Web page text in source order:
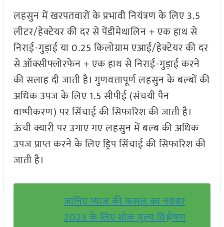
लहसुन में खरपतवारों के प्रभावी नियंत्रण के लिए 3.5
लीटर/हेक्टेयर की दर से पेंडीमेथालिन + एक हाथ से
निराई-गुड़ाई या 0.25 किलोग्राम एआई/हेक्टेयर की दर
से ऑक्सीफ्लोरफेन + एक हाथ से निराई-गुड़ाई करने
की सलाह दी जाती है। गुणवत्तापूर्ण लहसुन के बल्बों की
अधिक उपज के लिए 1.5 सीपीई (संचयी पैन
वाष्पीकरण) पर सिंचाई की सिफारिश की जाती है।
ऊंची क्यारी पर उगाए गए लहसुन में बल्ब की अधिक
उपज प्राप्त करने के लिए ड्रिप सिंचाई की सिफारिश की
जाती है।
जानिए प्याज की फसल का नवंबर
2023 के लिए थोक मूल्य विश्लेषण